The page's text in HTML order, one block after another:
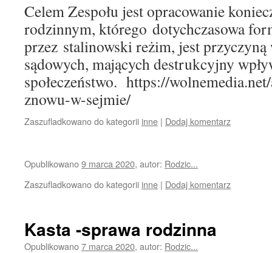
Celem Zespołu jest opracowanie
rodzinnym, którego dotychczasowa
przez stalinowski reżim, jest
sądowych, mających destrukcyjny
społeczeństwo. https://
znowu-w-sejmie/
Zaszufladkowano do kategorii inne | Dodaj komentarz
Opublikowano9 marca 2020, autor: Rodzic...
Zaszufladkowano do kategorii inne | Dodaj komentarz
Kasta -sprawa rodzinna
Opublikowano7 marca 2020, autor: Rodzic...